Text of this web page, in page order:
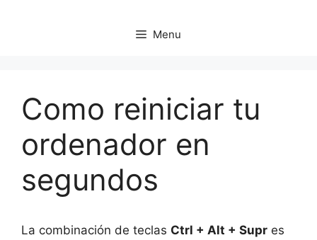
Menu
Como reiniciar tu
ordenador en
segundos
La combinación de teclas Ctrl + Alt + Supr es